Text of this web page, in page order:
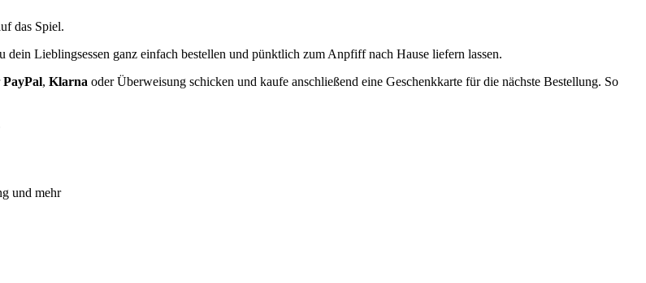
das Spiel.
dein Lieblingsessen ganz einfach bestellen und pünktlich zum Anpfiff nach Hause liefern lassen.
PayPal, Klarna oder Überweisung schicken und kaufe anschließend eine Geschenkkarte für die nächste Bestellung. So
und mehr